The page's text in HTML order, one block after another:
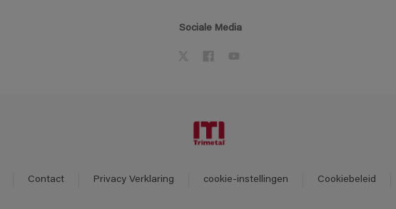
Sociale Media
Contact Privacy Verklaring cookie-instellingen Cookiebeleid